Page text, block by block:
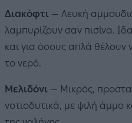
Διακόφτι — Λευκή
λαμπυρίζουν σαν πισίνα.
και για όσους απλά θέλουν
το νερό.
Μελιδόνι — Μικρός,
νοτιοδυτικά, με ψιλή άμμο